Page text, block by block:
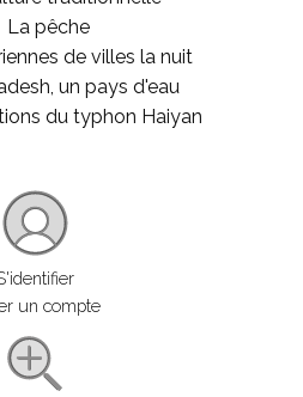
La pêche
de villes la nuit
un pays d'eau
du typhon Haiyan
un compte